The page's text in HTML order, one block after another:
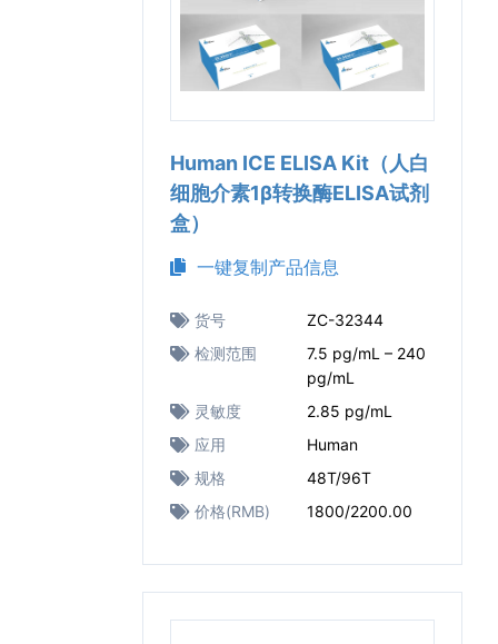
Human ICE ELISA Kit（人白
细胞介素1β转换酶ELISA试剂
盒）
一键复制产品信息
货号
ZC-32344
检测范围
7.5 pg/mL – 240
pg/mL
灵敏度
2.85 pg/mL
应用
Human
规格
48T/96T
价格(RMB)
1800/2200.00